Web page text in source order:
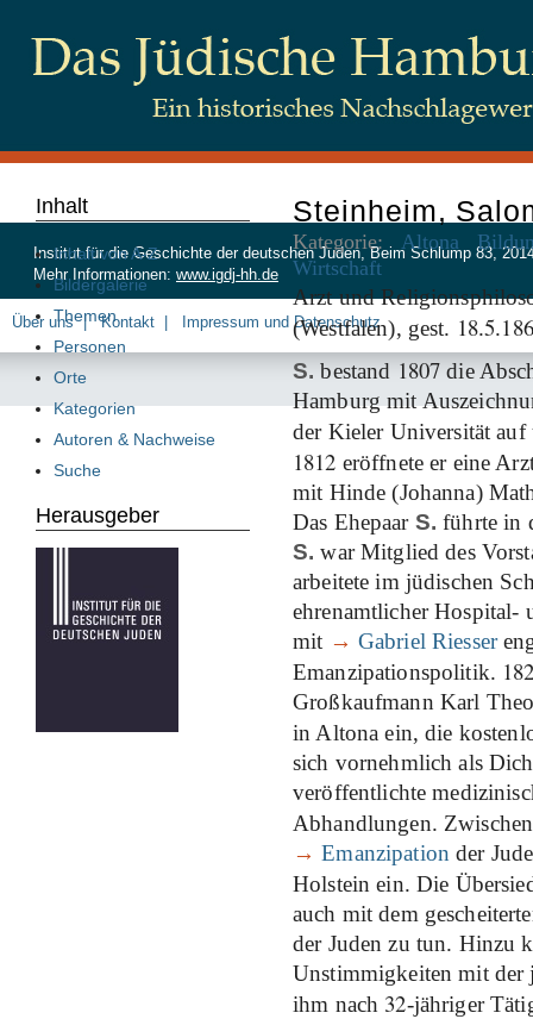
Steinheim,
Kategorie: Altona
Wirtschaft
Arzt und
(Westfalen), gest. 18.5.
S. bestand 1807 die
Hamburg mit
der Kieler Universität
1812 eröffnete er eine
mit Hinde (Johanna)
Das Ehepaar S. führte in
S. war Mitglied des
arbeitete im jüdischen
ehrenamtlicher Hospital-
mit → Gabriel Riesser
Emanzipationspolitik.
Großkaufmann Karl
in Altona ein, die
sich vornehmlich als
veröffentlichte
Abhandlungen.
→ Emanzipation der
Holstein ein. Die
auch mit dem
der Juden zu tun. Hinzu
Unstimmigkeiten mit der
ihm nach 32-jähriger
Inhalt
Inhalt von A-Z
Bildergalerie
Themen
Personen
Orte
Kategorien
Autoren & Nachweise
Suche
Herausgeber
Institut für die Geschichte der deutschen Juden, Beim Schlump 83,
Mehr Informationen: www.igdj-hh.de
Über uns Kontakt Impressum und Datenschutz